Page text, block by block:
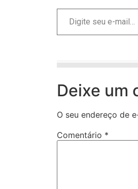
Deixe um
O seu endereço de
Comentário *